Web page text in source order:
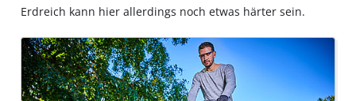
Erdreich kann hier allerdings noch etwas härter sein.